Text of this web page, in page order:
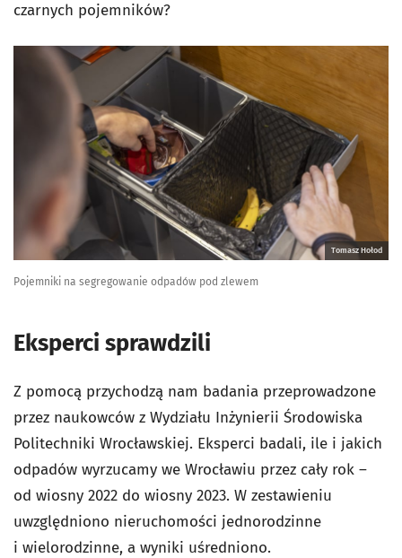
czarnych pojemników?
Tomasz Hołod
Pojemniki na segregowanie odpadów pod zlewem
Eksperci sprawdzili
Z pomocą przychodzą nam badania przeprowadzone
przez naukowców z Wydziału Inżynierii Środowiska
Politechniki Wrocławskiej. Eksperci badali, ile i jakich
odpadów wyrzucamy we Wrocławiu przez cały rok –
od wiosny 2022 do wiosny 2023. W zestawieniu
uwzględniono nieruchomości jednorodzinne
i wielorodzinne, a wyniki uśredniono.